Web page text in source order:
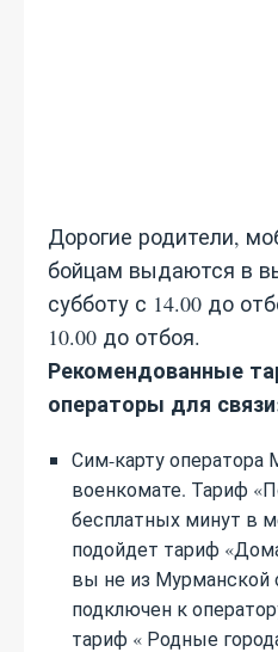
Дорогие родители,
бойцам выдаются в
субботу с 14.00 до
10.00 до отбоя.
Рекомендованные
операторы для
Сим-карту
военкомате. Тариф
бесплатных минут в
подойдет тариф
вы не из Мурманской
подключен к
тариф « Родные